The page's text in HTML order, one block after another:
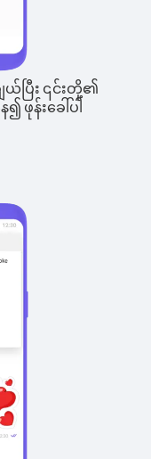
ပြီး ၎င်းတို့၏
ဖုန်းခေါ်ပါ